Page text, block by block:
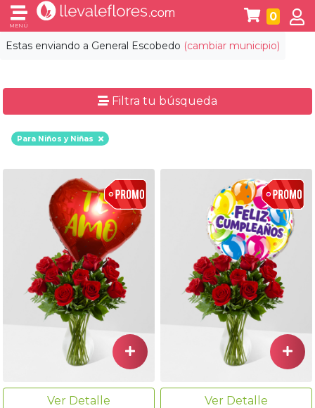
Estas enviando a General Escobedo (cambiar municipio)
MENÚ
0
Filtra tu búsqueda
Para Niños y Niñas
Ver Detalle
Ver Detalle